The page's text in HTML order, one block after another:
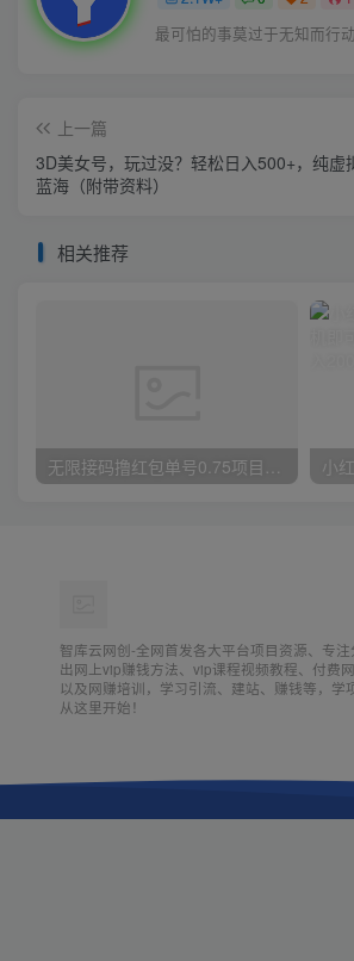
最可怕的事莫过于无知而行动
上一篇
3D美女号，玩过没？轻松日入500+，纯
蓝海（附带资料）
相关推荐
无限接码撸红包单号0.75项目无偿分享给你【揭秘】
智库云网创-全网首发各大平台项目资源、专注
出网上vip赚钱方法、vip课程视频教程、付费
以及网赚培训，学习引流、建站、赚钱等，学
从这里开始！